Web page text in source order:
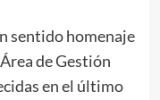
sentido homenaje
de Gestión
en el último